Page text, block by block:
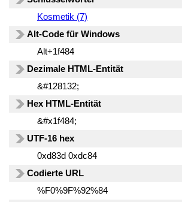
Kosmetik (7)
Alt-Code für Windows
Alt+1f484
Dezimale HTML-Entität
&#128132;
Hex HTML-Entität
&#x1f484;
UTF-16 hex
0xd83d 0xdc84
Codierte URL
%F0%9F%92%84